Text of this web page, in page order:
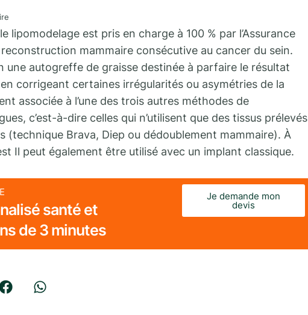
lipomodelage est pris en charge à 100 % par l’Assurance
mammaire consécutive au cancer du sein.
une autogreffe de graisse destinée à parfaire le résultat
corrigeant certaines irrégularités ou asymétries de la
associée à l’une des trois autres méthodes de
c’est-à-dire celles qui n’utilisent que des tissus prélevés
(technique Brava, Diep ou dédoublement mammaire). À
Il peut également être utilisé avec un implant classique.
santé et
de 3 minutes
Je demande mon
devis